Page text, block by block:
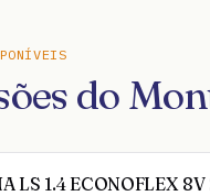
do
LS 1.4 ECONOFLEX 8V